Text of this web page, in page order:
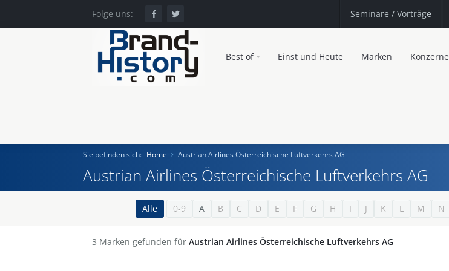
Folge uns: Seminare / Vorträge
Best of Einst und Heute Marken Konzerne
Sie befinden sich: Home Austrian Airlines Österreichische Luftverkehrs AG
Austrian Airlines Österreichische Luftverkehrs AG
Alle 0-9 A B C D E F G H I J K L M N
3 Marken gefunden für Austrian Airlines Österreichische Luftverkehrs AG